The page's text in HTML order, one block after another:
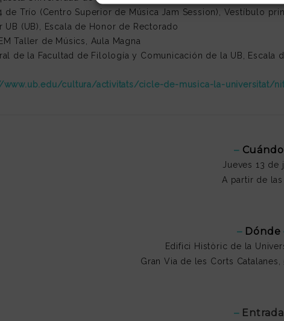
de Trío (Centro Superior de Música Jam Session), Vestíbulo
UB (UB), Escala de Honor de Rectorado
Taller de Músics, Aula Magna
de la Facultad de Filología y Comunicación de la UB, Escala
www.ub.edu/cultura/activitats/cicle-de-musica-la-universitat/
–Cuándo
Jueves 13 de
A partir de las
–Dónde
Edifici Històric de la
Gran Via de les Corts Catalanes,
–Entrada